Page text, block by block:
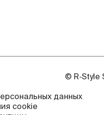
данных
cookie
©